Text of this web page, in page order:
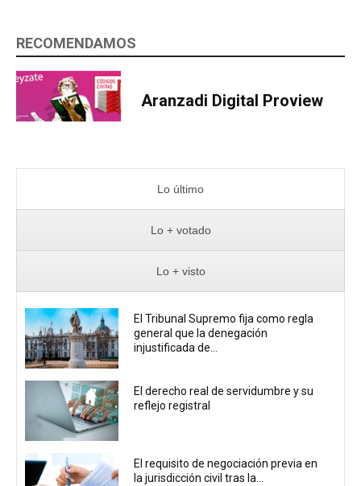
RECOMENDAMOS
Aranzadi Digital Proview
Lo último
Lo + votado
Lo + visto
El Tribunal Supremo fija como regla
general que la denegación
injustificada de...
El derecho real de servidumbre y su
reflejo registral
El requisito de negociación previa en
la jurisdicción civil tras la...